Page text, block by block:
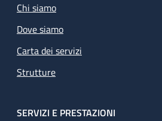
Chi siamo
Dove siamo
Carta dei servizi
Strutture
SERVIZI E PRESTAZIONI